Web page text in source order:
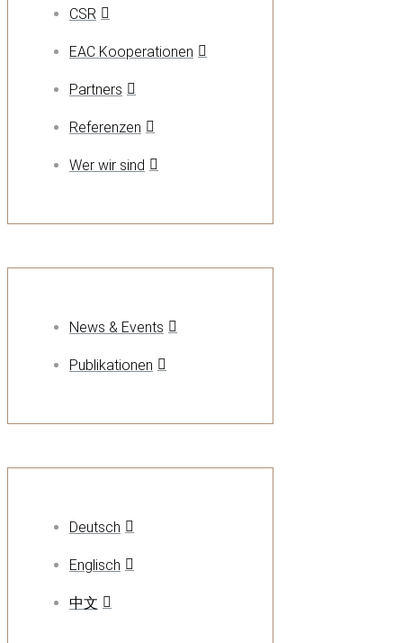
CSR
EAC Kooperationen
Partners
Referenzen
Wer wir sind
News & Events
Publikationen
Deutsch
Englisch
中文